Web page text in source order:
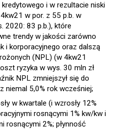
i w rezultacie niski
w por. z 55 p.b. w
2020: 83 p.b.), które
trendy w jakości zarówno
i korporacyjnego oraz dalszą
(NPL) (w 4kw21
ryzyka w wys. 30 mln zł
NPL zmniejszył się do
niemal 5,0% rok wcześniej;
w kwartale (i wzrosły 12%
rosnącymi 1% kw/kw i
rosnącymi 2%; płynność